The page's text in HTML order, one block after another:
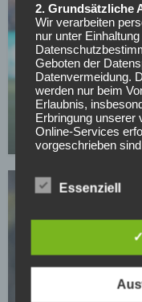
WETTBEWERBE
US-
England
29.07.2026
WETTBEWERBE
Santos vor dem
2. Grundsätzliche
Wir verarbeiten
nur unter
Geboten der
Datenvermeidung.
werden nur beim
Erlaubnis,
Erbringung unserer
Online-Services
vorgeschrieben
Wir treffen
werden und um
Daten gegen
Manipulationen,
Zugriff
Essenziell